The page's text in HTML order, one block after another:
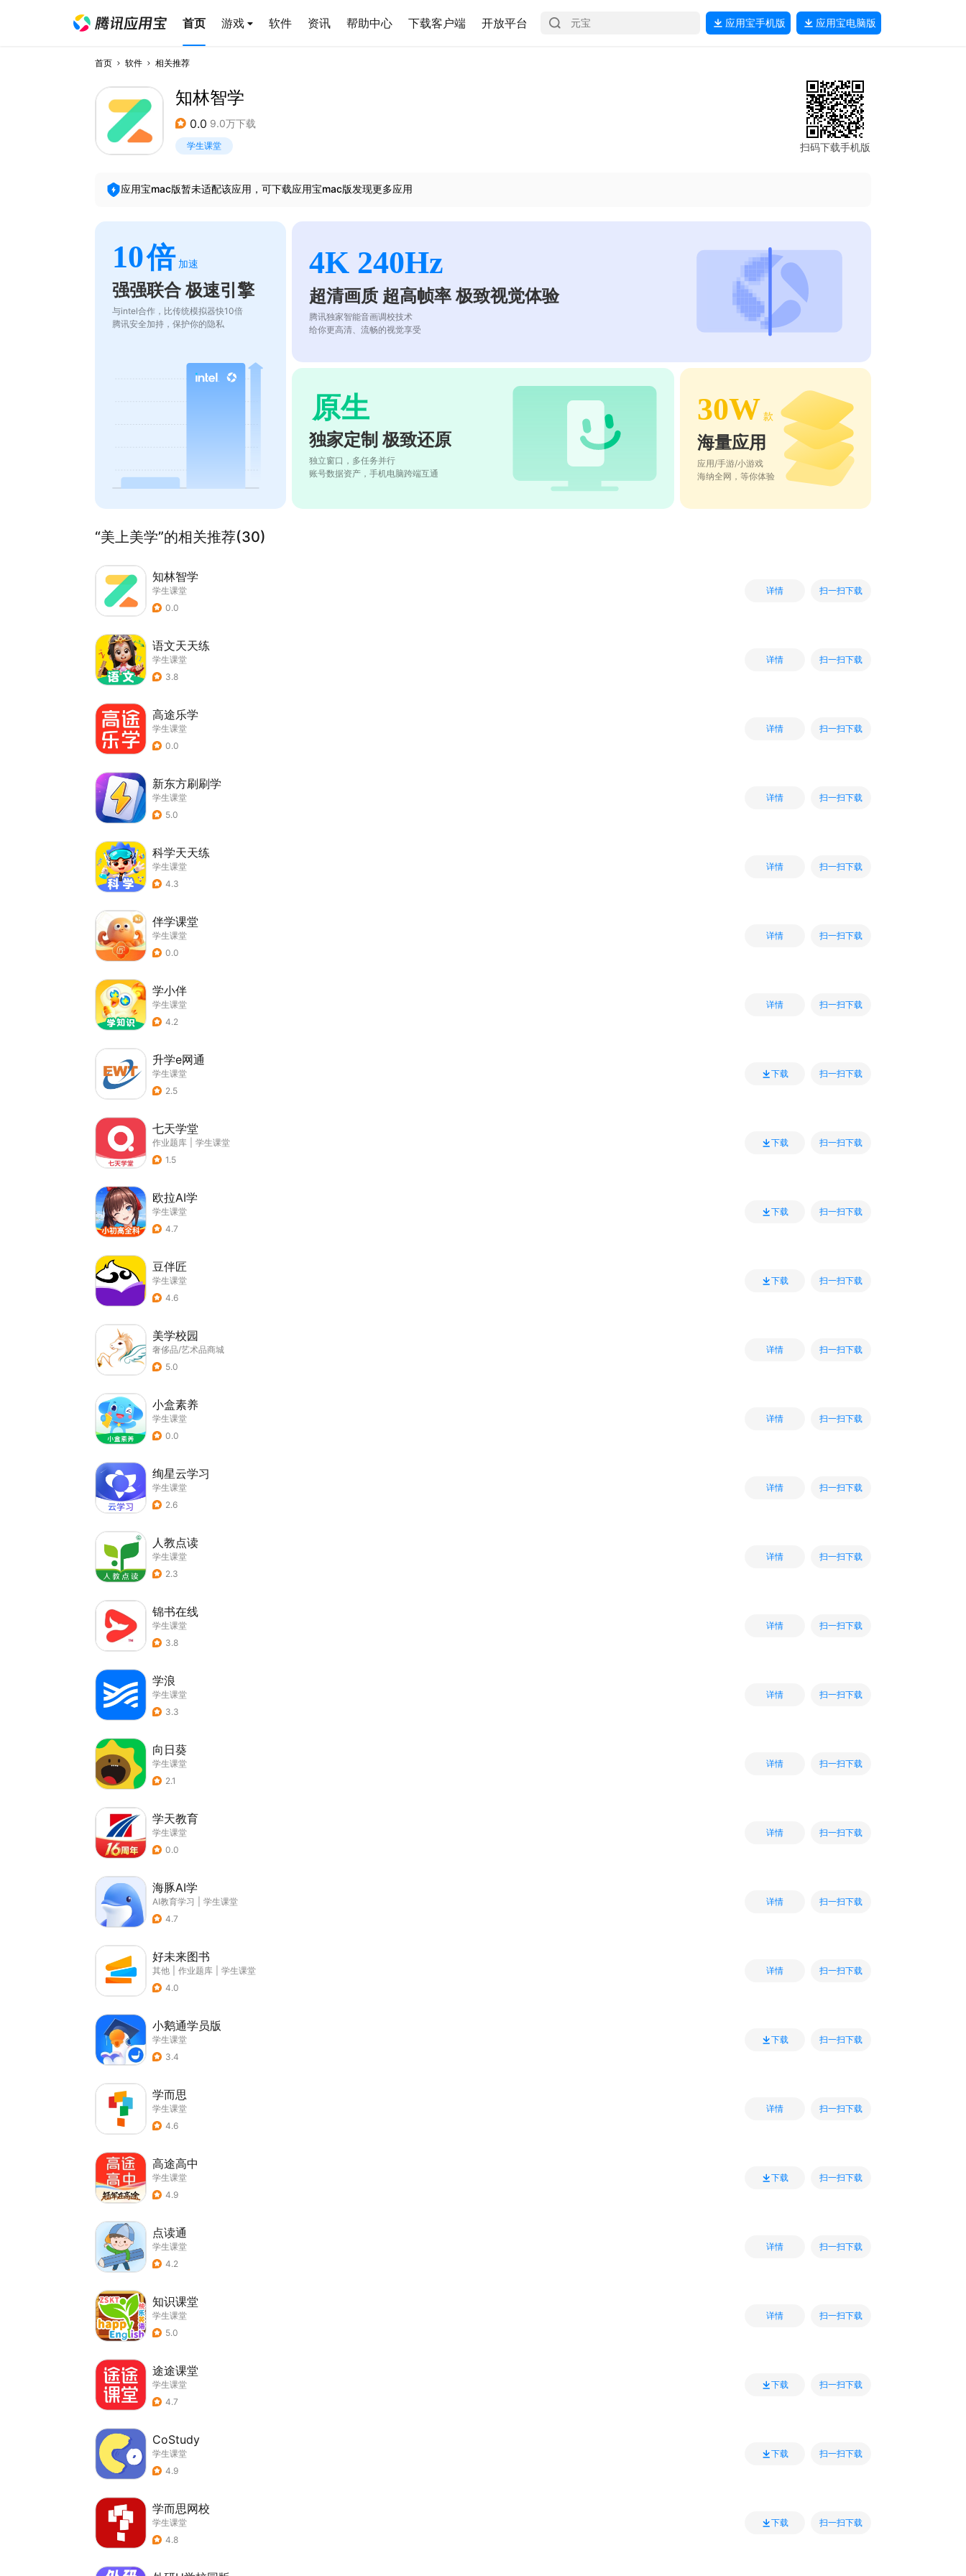
首页 游戏 软件 资讯 帮助中心 下载客户端 开放平台 应用宝手机版 应用宝电脑版
首页 软件 相关推荐
知林智学
0.0 9.0万下载
学生课堂 扫码下载手机版
应用宝mac版暂未适配该应用，可下载应用宝mac版发现更多应用
10倍 加速
强强联合 极速引擎
与intel合作，比传统模拟器快10倍
腾讯安全加持，保护你的隐私
4K 240Hz
超清画质 超高帧率 极致视觉体验
腾讯独家智能音画调校技术
给你更高清、流畅的视觉享受
原生
独家定制 极致还原
独立窗口，多任务并行
账号数据资产，手机电脑跨端互通
30W 款
海量应用
应用/手游/小游戏
海纳全网，等你体验
“美上美学”的相关推荐(30)
知林智学
学生课堂
0.0
详情 扫一扫下载
语文天天练
学生课堂
3.8
详情 扫一扫下载
高途乐学
学生课堂
0.0
详情 扫一扫下载
新东方刷刷学
学生课堂
5.0
详情 扫一扫下载
科学天天练
学生课堂
4.3
详情 扫一扫下载
伴学课堂
学生课堂
0.0
详情 扫一扫下载
学小伴
学生课堂
4.2
详情 扫一扫下载
升学e网通
学生课堂
2.5
下载 扫一扫下载
七天学堂
作业题库
学生课堂
1.5
下载 扫一扫下载
欧拉AI学
学生课堂
4.7
下载 扫一扫下载
豆伴匠
学生课堂
4.6
下载 扫一扫下载
美学校园
奢侈品/艺术品商城
5.0
详情 扫一扫下载
小盒素养
学生课堂
0.0
详情 扫一扫下载
绚星云学习
学生课堂
2.6
详情 扫一扫下载
人教点读
学生课堂
2.3
详情 扫一扫下载
锦书在线
学生课堂
3.8
详情 扫一扫下载
学浪
学生课堂
3.3
详情 扫一扫下载
向日葵
学生课堂
2.1
详情 扫一扫下载
学天教育
学生课堂
0.0
详情 扫一扫下载
海豚AI学
AI教育学习
学生课堂
4.7
详情 扫一扫下载
好未来图书
其他 作业题库
学生课堂
4.0
详情 扫一扫下载
小鹅通学员版
学生课堂
3.4
下载 扫一扫下载
学而思
学生课堂
4.6
详情 扫一扫下载
高途高中
学生课堂
4.9
下载 扫一扫下载
点读通
学生课堂
4.2
详情 扫一扫下载
知识课堂
学生课堂
5.0
详情 扫一扫下载
途途课堂
学生课堂
4.7
下载 扫一扫下载
CoStudy
学生课堂
4.9
下载 扫一扫下载
学而思网校
学生课堂
4.8
下载 扫一扫下载